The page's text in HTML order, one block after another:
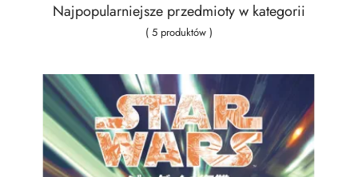
Najpopularniejsze przedmioty w kategorii
( 5 produktów )